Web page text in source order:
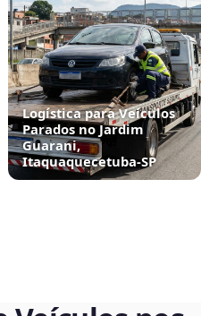
Logística para Veículos
Parados no Jardim
Guarani,
Itaquaquecetuba‑SP